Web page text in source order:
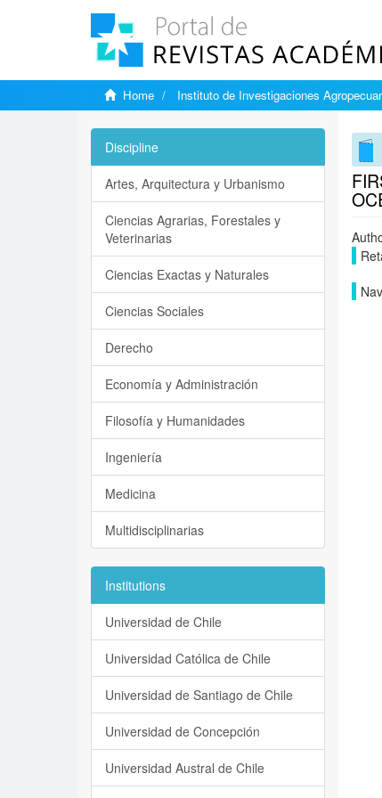
Home Instituto de Investigaciones
Discipline
Artes, Arquitectura y Urbanismo
Ciencias Agrarias, Forestales y
Veterinarias
Ciencias Exactas y Naturales
Ciencias Sociales
Derecho
Economía y Administración
Filosofía y Humanidades
Ingeniería
Medicina
Multidisciplinarias
Institutions
Universidad de Chile
Universidad Católica de Chile
Universidad de Santiago de Chile
Universidad de Concepción
Universidad Austral de Chile